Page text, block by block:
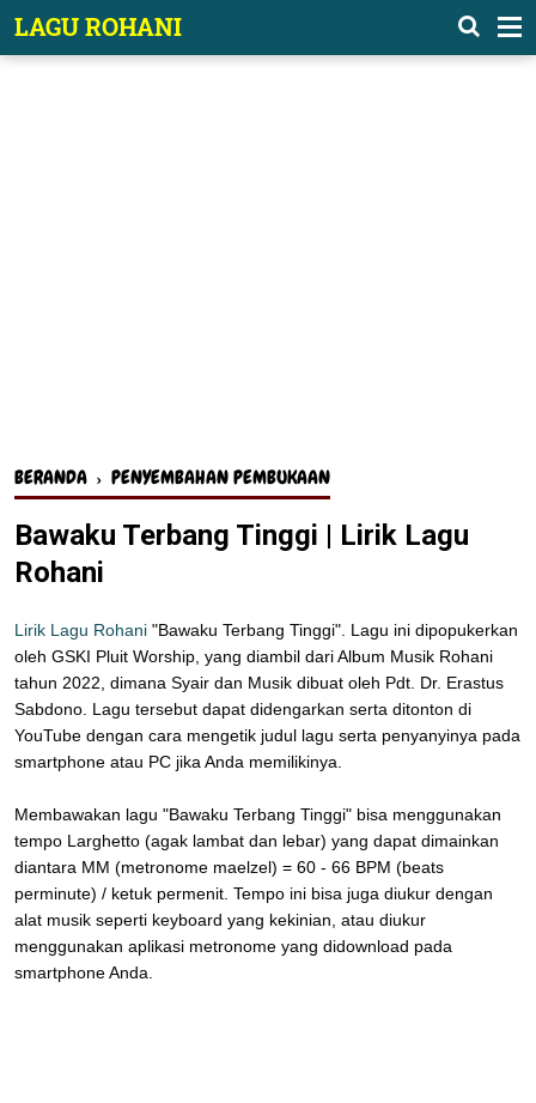
LAGU ROHANI
BERANDA › PENYEMBAHAN PEMBUKAAN
Bawaku Terbang Tinggi | Lirik Lagu
Rohani
Lirik Lagu Rohani "Bawaku Terbang Tinggi". Lagu ini dipopukerkan
oleh GSKI Pluit Worship, yang diambil dari Album Musik Rohani
tahun 2022, dimana Syair dan Musik dibuat oleh Pdt. Dr. Erastus
Sabdono. Lagu tersebut dapat didengarkan serta ditonton di
YouTube dengan cara mengetik judul lagu serta penyanyinya pada
smartphone atau PC jika Anda memilikinya.
Membawakan lagu "Bawaku Terbang Tinggi" bisa menggunakan
tempo Larghetto (agak lambat dan lebar) yang dapat dimainkan
diantara MM (metronome maelzel) = 60 - 66 BPM (beats
perminute) / ketuk permenit. Tempo ini bisa juga diukur dengan
alat musik seperti keyboard yang kekinian, atau diukur
menggunakan aplikasi metronome yang didownload pada
smartphone Anda.